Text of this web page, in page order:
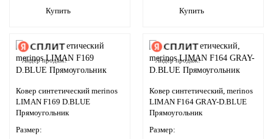
Купить Купить
Лидер продаж!
Ковер синтетический merinos
LIMAN F169 D.BLUE
Прямоугольник
Размер:
Лидер продаж!
Ковер синтетический, merinos
LIMAN F164 GRAY-D.BLUE
Прямоугольник
Размер: